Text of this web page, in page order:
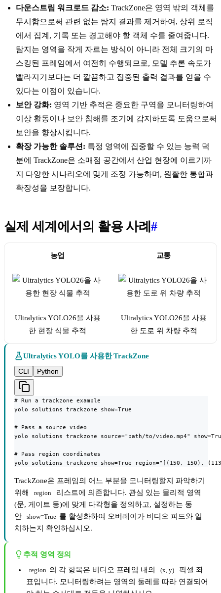
다운스트림 워크로드 감소: TrackZone은 영역 밖의 객체를
무시함으로써 관련 없는 탐지 결과를 제거하여, 상위 로직
에서 집계, 기록 또는 경고해야 할 객체 수를 줄여줍니다.
탐지는 영역을 작게 자르는 방식이 아니라 전체 크기의 마
스킹된 프레임에서 여전히 수행되므로, 모델 추론 속도가
빨라지기보다는 더 깔끔하고 집중된 출력 결과를 얻을 수
있다는 이점이 있습니다.
보안 강화: 영역 기반 추적은 중요한 구역을 모니터링하여
이상 활동이나 보안 침해를 조기에 감지하도록 도움으로써
보안을 향상시킵니다.
확장 가능한 솔루션: 특정 영역에 집중할 수 있는 능력 덕
분에 TrackZone은 소매점 공간에서 산업 현장에 이르기까
지 다양한 시나리오에 맞게 조정 가능하며, 원활한 통합과
확장성을 보장합니다.
실제 세계에서의 활용 사례 #
농업 교통
Ultralytics YOLO26을 사용
한 현장 식물 추적
Ultralytics YOLO26을 사용
한 도로 위 차량 추적
Ultralytics YOLO를 사용한 TrackZone
CLI
Python
# Run a trackzone example
yolo solutions trackzone show=True
# Pass a source video
yolo solutions trackzone source="path/to/video.mp4"
# Pass region coordinates
yolo solutions trackzone show=True region="[(150, 150),
TrackZone은 프레임의 어느 부분을 모니터링할지 파악하기
위해
region
리스트에 의존합니다. 관심 있는 물리적 영역
(문, 게이트 등)에 맞게 다각형을 정의하고, 설정하는 동
안
show=True 를 활성화하여 오버레이가 비디오 피드와 일
치하는지 확인하십시오.
추적 영역 정의
region 의 각 항목은 비디오 프레임 내의 (x, y)
픽셀 좌
표입니다. 모니터링하려는 영역의 둘레를 따라 연결되어